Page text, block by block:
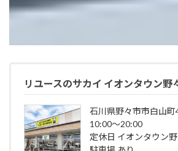
リユースのサカイ イオンタウン野
石川県野々市市白山町
10:00～20:00
定休日 イオンタウン